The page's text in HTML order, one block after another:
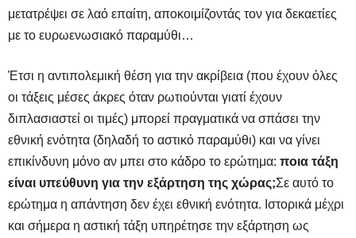
μετατρέψει σε λαό επαίτη, αποκοιμίζοντάς τον για δεκαετίες
με το ευρωενωσιακό παραμύθι…
Έτσι η αντιπολεμική θέση για την ακρίβεια (που έχουν όλες
οι τάξεις μέσες άκρες όταν ρωτιούνται γιατί έχουν
διπλασιαστεί οι τιμές) μπορεί πραγματικά να σπάσει την
εθνική ενότητα (δηλαδή το αστικό παραμύθι) και να γίνει
επικίνδυνη μόνο αν μπει στο κάδρο το ερώτημα: ποια τάξη
είναι υπεύθυνη για την εξάρτηση της χώρας;Σε αυτό το
ερώτημα η απάντηση δεν έχει εθνική ενότητα. Ιστορικά μέχρι
και σήμερα η αστική τάξη υπηρέτησε την εξάρτηση ως